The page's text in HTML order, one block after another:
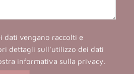
dati vengano raccolti e
dettagli sull'utilizzo dei dati
informativa sulla privacy.